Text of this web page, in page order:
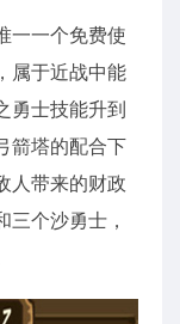
一一个免费使
属于近战中能
勇士技能升到
箭塔的配合下
人带来的财政
个沙勇士，